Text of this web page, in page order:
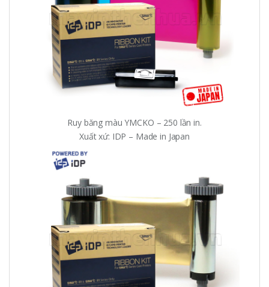
Ruy băng màu YMCKO – 250 lần in.
Xuất xứ: IDP – Made in Japan